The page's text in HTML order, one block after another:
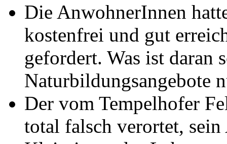
Die AnwohnerInnen
kostenfrei und gut
gefordert. Was ist daran
Naturbildungsangebote
Der vom Tempelhofer
total falsch verortet,